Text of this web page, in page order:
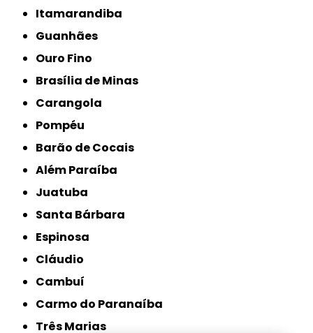
Itamarandiba
Guanhães
Ouro Fino
Brasília de Minas
Carangola
Pompéu
Barão de Cocais
Além Paraíba
Juatuba
Santa Bárbara
Espinosa
Cláudio
Cambuí
Carmo do Paranaíba
Três Marias